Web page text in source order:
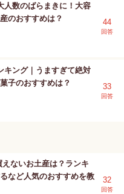
人数のばらまきに！大容
のおすすめは？
44
回答
キング｜うますぎて絶対
子のおすすめは？
33
回答
ないお土産は？ランキ
など人気のおすすめを教
32
回答